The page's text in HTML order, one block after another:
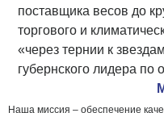
поставщика весов до
торгового и
«через тернии к
губернского лидера
Наша миссия – обеспечение